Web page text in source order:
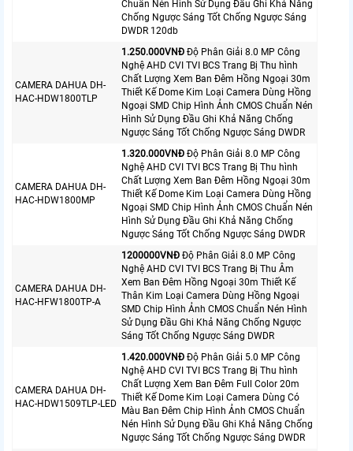
Chuẩn Nén Hình Sử Dụng Đầu Ghi Khả Năng
Chống Ngược Sáng Tốt Chống Ngược Sáng
DWDR 120db
CAMERA DAHUA DH-
HAC-HDW1800TLP
1.250.000VNÐ Độ Phân Giải 8.0 MP Công
Nghệ AHD CVI TVI BCS Trang Bị Thu hình
Chất Lượng Xem Ban Đêm Hồng Ngoại 30m
Thiết Kế Dome Kim Loại Camera Dùng Hồng
Ngoại SMD Chip Hình Ảnh CMOS Chuẩn Nén
Hình Sử Dụng Đầu Ghi Khả Năng Chống
Ngược Sáng Tốt Chống Ngược Sáng DWDR
CAMERA DAHUA DH-
HAC-HDW1800MP
1.320.000VNÐ Độ Phân Giải 8.0 MP Công
Nghệ AHD CVI TVI BCS Trang Bị Thu hình
Chất Lượng Xem Ban Đêm Hồng Ngoại 30m
Thiết Kế Dome Kim Loại Camera Dùng Hồng
Ngoại SMD Chip Hình Ảnh CMOS Chuẩn Nén
Hình Sử Dụng Đầu Ghi Khả Năng Chống
Ngược Sáng Tốt Chống Ngược Sáng DWDR
CAMERA DAHUA DH-
HAC-HFW1800TP-A
1200000VNÐ Độ Phân Giải 8.0 MP Công
Nghệ AHD CVI TVI BCS Trang Bị Thu Âm
Xem Ban Đêm Hồng Ngoại 30m Thiết Kế
Thân Kim Loại Camera Dùng Hồng Ngoại
SMD Chip Hình Ảnh CMOS Chuẩn Nén Hình
Sử Dụng Đầu Ghi Khả Năng Chống Ngược
Sáng Tốt Chống Ngược Sáng DWDR
CAMERA DAHUA DH-
HAC-HDW1509TLP-LED
1.420.000VNÐ Độ Phân Giải 5.0 MP Công
Nghệ AHD CVI TVI BCS Trang Bị Thu hình
Chất Lượng Xem Ban Đêm Full Color 20m
Thiết Kế Dome Kim Loại Camera Dùng Có
Màu Ban Đêm Chip Hình Ảnh CMOS Chuẩn
Nén Hình Sử Dụng Đầu Ghi Khả Năng Chống
Ngược Sáng Tốt Chống Ngược Sáng DWDR